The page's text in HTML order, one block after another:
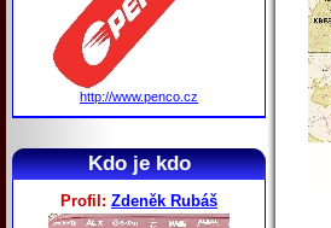
http://www.penco.cz
Kdo je kdo
Profil: Zdeněk Rubáš